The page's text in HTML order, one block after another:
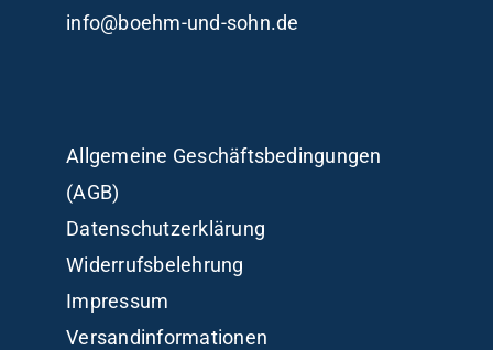
info@boehm-und-sohn.de
Allgemeine Geschäftsbedingungen
(AGB)
Datenschutzerklärung
Widerrufsbelehrung
Impressum
Versandinformationen